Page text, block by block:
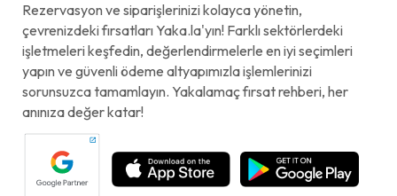
Rezervasyon ve siparişlerinizi kolayca yönetin,
çevrenizdeki fırsatları Yaka.la'yın! Farklı sektörlerdeki
işletmeleri keşfedin, değerlendirmelerle en iyi seçimleri
yapın ve güvenli ödeme altyapımızla işlemlerinizi
sorunsuzca tamamlayın. Yakalamaç fırsat rehberi, her
anınıza değer katar!